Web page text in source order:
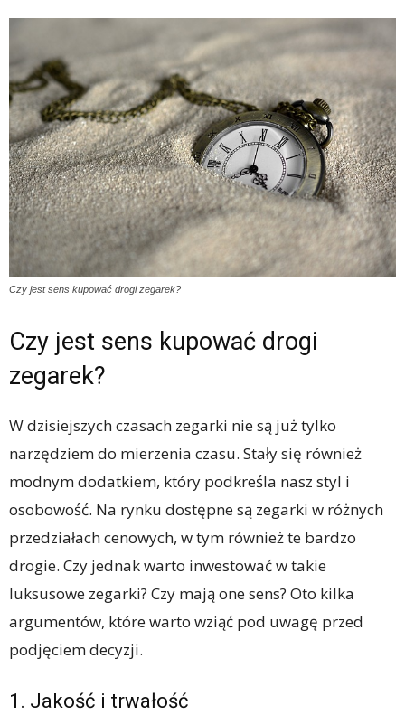
Czy jest sens kupować drogi zegarek?
Czy jest sens kupować drogi
zegarek?
W dzisiejszych czasach zegarki nie są już tylko
narzędziem do mierzenia czasu. Stały się również
modnym dodatkiem, który podkreśla nasz styl i
osobowość. Na rynku dostępne są zegarki w różnych
przedziałach cenowych, w tym również te bardzo
drogie. Czy jednak warto inwestować w takie
luksusowe zegarki? Czy mają one sens? Oto kilka
argumentów, które warto wziąć pod uwagę przed
podjęciem decyzji.
1. Jakość i trwałość